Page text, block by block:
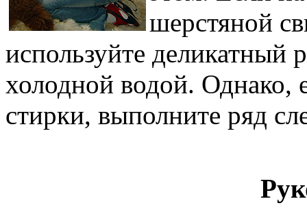
шерстяной
используйте
холодной водой. Однако,
стирки, выполните ряд